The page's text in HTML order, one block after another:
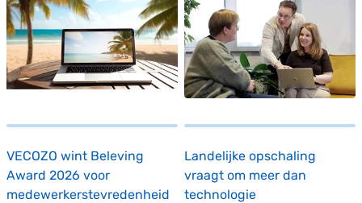
VECOZO wint Beleving
Award 2026 voor
medewerkerstevredenheid
Landelijke opschaling
vraagt om meer dan
technologie